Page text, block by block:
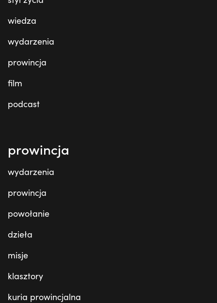
wiedza
wydarzenia
prowincja
film
podcast
prowincja
wydarzenia
prowincja
powołanie
dzieła
misje
klasztory
kuria prowincjalna